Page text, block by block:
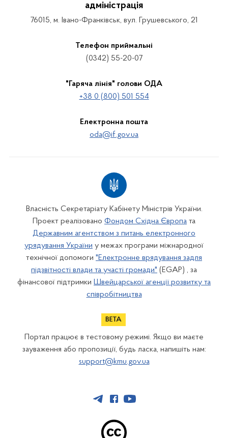
адміністрація
76015, м. Івано-Франківськ, вул. Грушевського, 21
Телефон приймальні
(0342) 55-20-07
"Гаряча лінія" голови ОДА
+38 0 (800) 501 554
Електронна пошта
oda@if.gov.ua
Власність Секретаріату Кабінету Міністрів України.
Проект реалізовано Фондом Східна Європа та
Державним агентством з питань електронного
урядування України у межах програми міжнародної
технічної допомоги "Електронне врядування задля
підзвітності влади та участі громади" (EGAP) , за
фінансової підтримки Швейцарської агенції розвитку та
співробітництва
Портал працює в тестовому режимі. Якщо ви маєте
зауваження або пропозиції, будь ласка, напишіть нам:
support@kmu.gov.ua